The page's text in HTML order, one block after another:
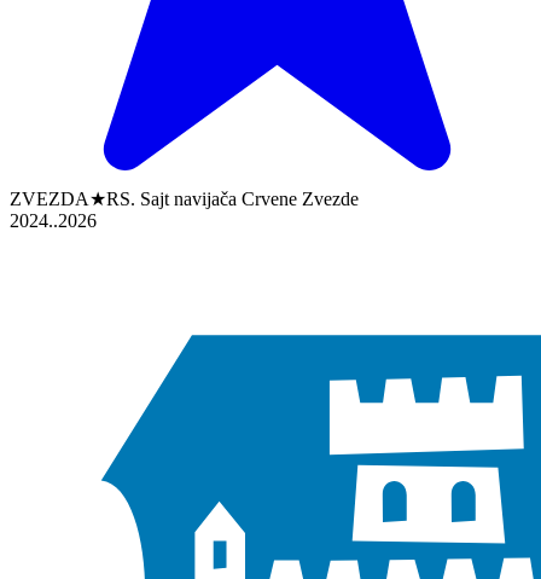
ZVEZDA★RS. Sajt navijača Crvene Zvezde
2024..2026